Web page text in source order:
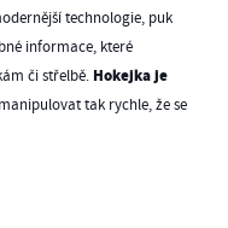
technologie, puk
informace, které
či střelbě. Hokejka je
tak rychle, že se